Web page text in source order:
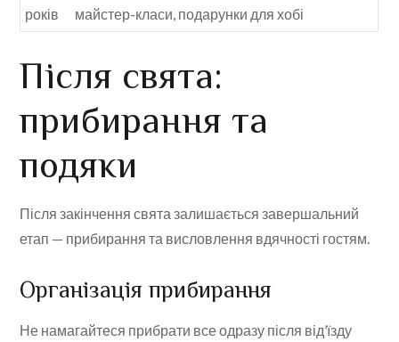
років
майстер-класи, подарунки для хобі
Після свята:
прибирання та
подяки
Після закінчення свята залишається завершальний
етап — прибирання та висловлення вдячності гостям.
Організація прибирання
Не намагайтеся прибрати все одразу після від’їзду